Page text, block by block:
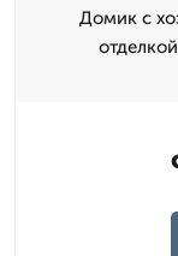
Домик с